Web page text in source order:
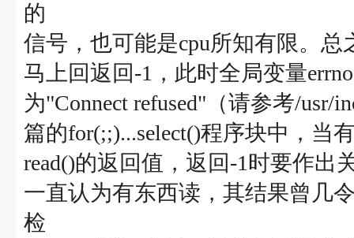
的
信号，也可能是cpu所知有限。
马上回返回-1，此时全局变量
为"Connect refused"（请参考/
篇的for(;;)...select()程序块中，
read()的返回值，返回-1时要作出
一直认为有东西读，其结果曾几
检